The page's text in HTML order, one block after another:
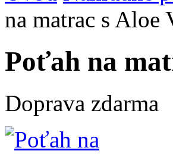
na matrac s Aloe
Poťah na
Doprava zdarma